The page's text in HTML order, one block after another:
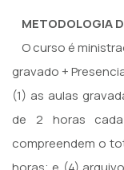
METODOLOGIA
O curso é
gravado +
(1) as aulas
de 2 horas
compreendem o